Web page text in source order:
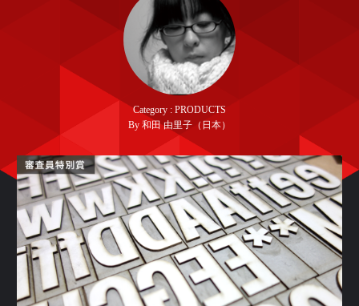
Category : PRODUCTS
By 和田 由里子（日本）